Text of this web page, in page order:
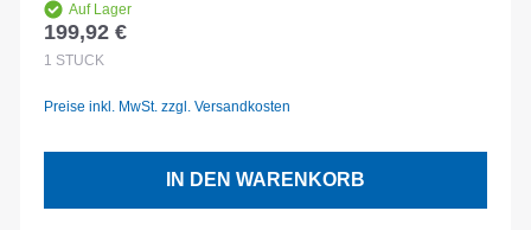
Auf Lager
Regulärer Preis:
199,92 €
1 STÜCK
Preise inkl. MwSt. zzgl. Versandkosten
IN DEN WARENKORB